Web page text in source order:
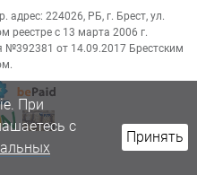
224026, РБ, г. Брест, ул.
реестре с 13 марта 2006 г.
№392381 от 14.09.2017 Брестским
При
с
Принять